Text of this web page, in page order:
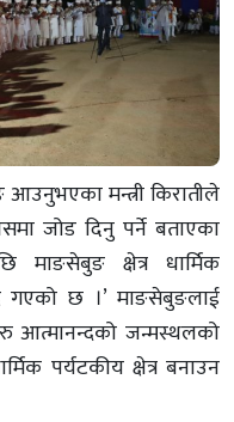
मन्त्री किरातीले
जोड दिनु पर्ने बताएका
क्षेत्र धार्मिक
गएको छ ।’ माङसेबुङलाई
आत्मानन्दको जन्मस्थलको
पर्यटकीय क्षेत्र बनाउन